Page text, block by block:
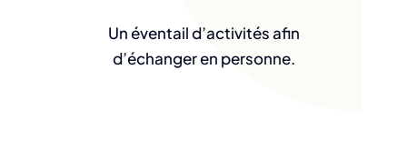
Un éventail d’activités afin
d’échanger en personne.